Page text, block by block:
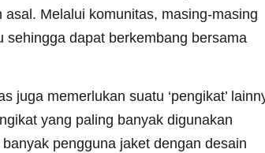
Melalui komunitas, masing-masing
dapat berkembang bersama
juga memerlukan suatu ‘pengikat’
yang paling banyak digunakan
pengguna jaket dengan desain